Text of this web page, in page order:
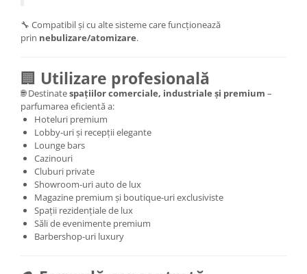
🔧 Compatibil și cu alte sisteme care funcționează
prin nebulizare/atomizare.
🏢 Utilizare profesională
🌐 Destinatespațiilor comerciale, industriale și premium –
parfumarea eficientă a:
Hoteluri premium
Lobby-uri și recepții elegante
Lounge bars
Cazinouri
Cluburi private
Showroom-uri auto de lux
Magazine premium și boutique-uri exclusiviste
Spații rezidențiale de lux
Săli de evenimente premium
Barbershop-uri luxury